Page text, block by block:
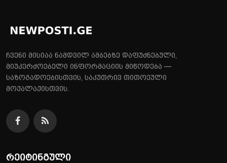
ჩვენი მისიაა ნამდვილ ამბებზე დაფუძნებული,
მიუკერძოებელი ინფორმაციის მიწოდება —
საზოგადოებისთვის, საკუთრივ თითოეული
მოქალაქისთვის.
რეიტინგული